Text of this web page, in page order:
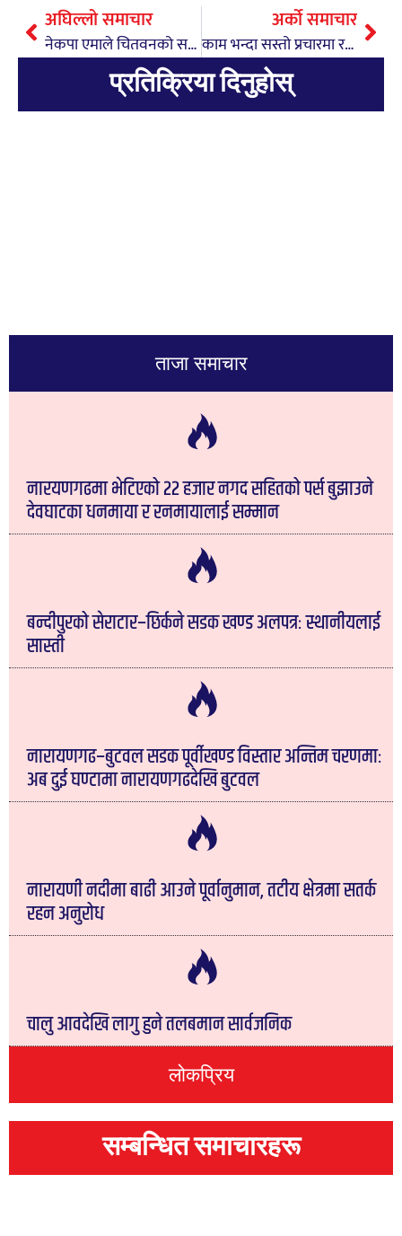
अघिल्लो समाचार
नेकपा एमाले चितवनको सचिवालय बैठकः केके भए निर्णय ?
अर्को समाचार
काम भन्दा सस्तो प्रचारमा रमाउँदै सांसद वाग्ले
प्रतिक्रिया दिनुहोस्
ताजा समाचार
लोकप्रिय
नारयणगढमा भेटिएको २२ हजार नगद सहितको पर्स बुझाउने
देवघाटका धनमाया र रनमायालाई सम्मान
बन्दीपुरको सेराटार–छिर्कने सडक खण्ड अलपत्रः स्थानीयलाई
सास्ती
नारायणगढ–बुटवल सडक पूर्वीखण्ड विस्तार अन्तिम चरणमाः
अब दुई घण्टामा नारायणगढदेखि बुटवल
नारायणी नदीमा बाढी आउने पूर्वानुमान, तटीय क्षेत्रमा सतर्क
रहन अनुरोध
चालु आवदेखि लागु हुने तलबमान सार्वजनिक
सम्बन्धित समाचारहरू